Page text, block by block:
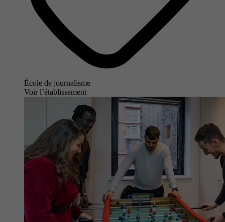
École de journalisme
Voir l’établissement